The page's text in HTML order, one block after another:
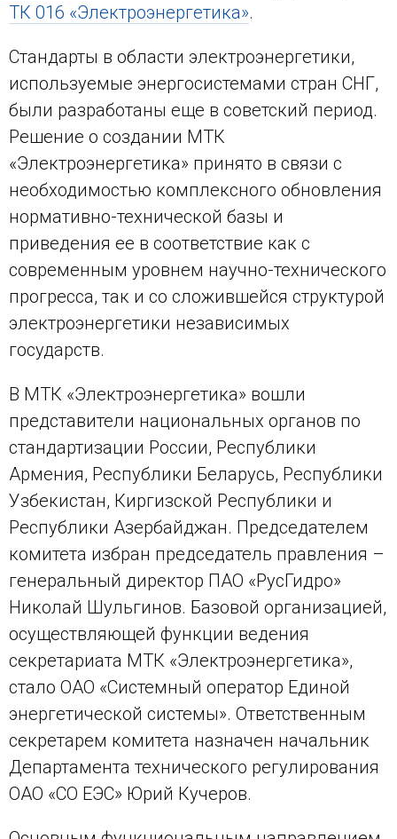
ТК 016 «Электроэнергетика».
Стандарты в области электроэнергетики,
используемые энергосистемами стран СНГ,
были разработаны еще в советский период.
Решение о создании МТК
«Электроэнергетика» принято в связи с
необходимостью комплексного обновления
нормативно-технической базы и
приведения ее в соответствие как с
современным уровнем научно-технического
прогресса, так и со сложившейся структурой
электроэнергетики независимых
государств.
В МТК «Электроэнергетика» вошли
представители национальных органов по
стандартизации России, Республики
Армения, Республики Беларусь, Республики
Узбекистан, Киргизской Республики и
Республики Азербайджан. Председателем
комитета избран председатель правления –
генеральный директор ПАО «РусГидро»
Николай Шульгинов. Базовой организацией,
осуществляющей функции ведения
секретариата МТК «Электроэнергетика»,
стало ОАО «Системный оператор Единой
энергетической системы». Ответственным
секретарем комитета назначен начальник
Департамента технического регулирования
ОАО «СО ЕЭС» Юрий Кучеров.